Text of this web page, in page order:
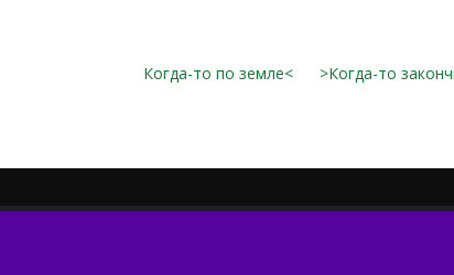
Когда-то по земле<
>Когда-то